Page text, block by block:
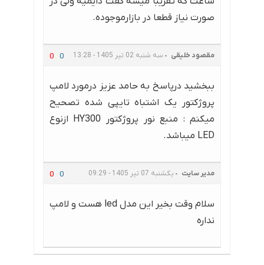
صورت نیاز قطعا در بازارموجوده.
مقصود خلیقی سه شنبه 02 تیر 1405 - 13:28 0 0
ببخشید درپاسخ به حامد عزیز درمورد لامپ
پروژکتور یک اشتباه تایپی شده تصحیح
میکنم : منبع نور پروژکتور HY300 ازنوع
LED میباشد.
مدیر سایت یکشنبه 07 تیر 1405 - 09:29 0 0
سلام وقت بخیر این مدل led هست و لامپ
نداره